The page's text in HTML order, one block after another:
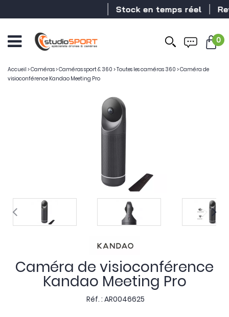
Stock en temps réel
0
Accueil >Caméras>Caméras sport & 360 >Toutes les caméras 360 >Caméra de
visioconférence Kandao Meeting Pro
Caméra de visioconférence
Kandao Meeting Pro
Réf. : AR0046625